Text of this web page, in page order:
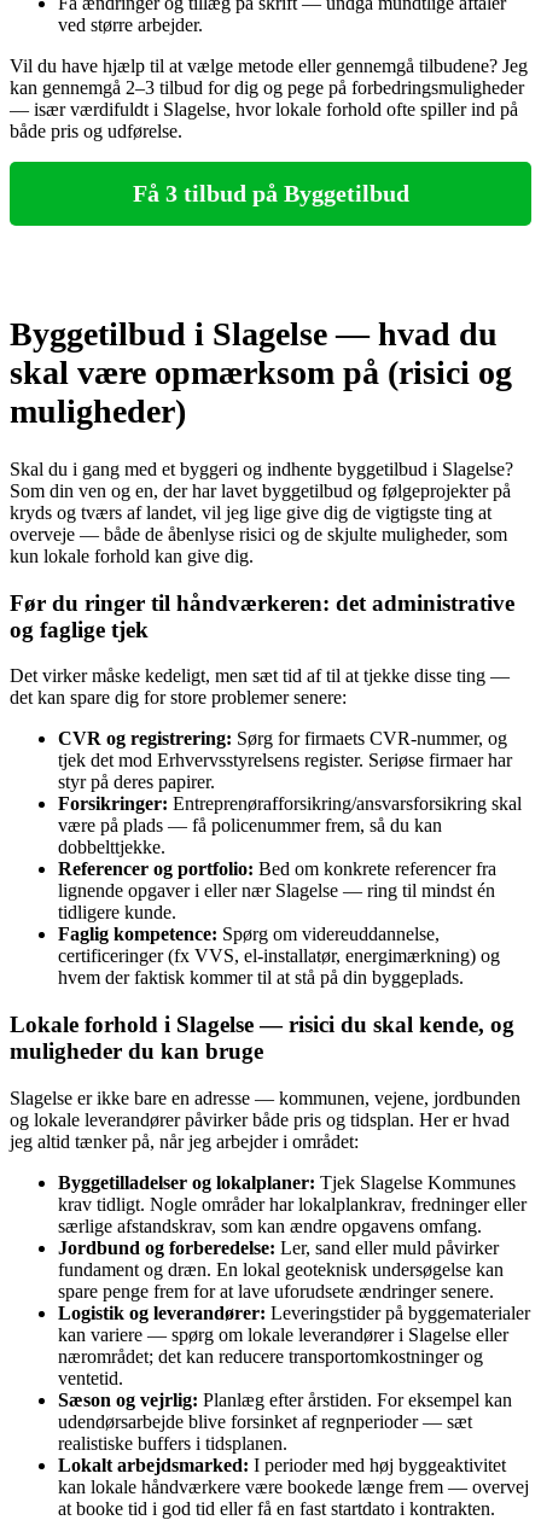
ved større arbejder.
Vil du have hjælp til at vælge metode eller gennemgå tilbudene? Jeg
kan gennemgå 2–3 tilbud for dig og pege på forbedringsmuligheder
— især værdifuldt i Slagelse, hvor lokale forhold ofte spiller ind på
både pris og udførelse.
Få 3 tilbud på Byggetilbud
Byggetilbud i Slagelse — hvad du
skal være opmærksom på (risici og
muligheder)
Skal du i gang med et byggeri og indhente byggetilbud i Slagelse?
Som din ven og en, der har lavet byggetilbud og følgeprojekter på
kryds og tværs af landet, vil jeg lige give dig de vigtigste ting at
overveje — både de åbenlyse risici og de skjulte muligheder, som
kun lokale forhold kan give dig.
Før du ringer til håndværkeren: det administrative
og faglige tjek
Det virker måske kedeligt, men sæt tid af til at tjekke disse ting —
det kan spare dig for store problemer senere:
CVR og registrering: Sørg for firmaets CVR-nummer, og
tjek det mod Erhvervsstyrelsens register. Seriøse firmaer har
styr på deres papirer.
Forsikringer: Entreprenøraf­forsikring/ansvarsforsikring skal
være på plads — få policenummer frem, så du kan
dobbelttjekke.
Referencer og portfolio: Bed om konkrete referencer fra
lignende opgaver i eller nær Slagelse — ring til mindst én
tidligere kunde.
Faglig kompetence: Spørg om videreuddannelse,
certificeringer (fx VVS, el-installatør, energimærkning) og
hvem der faktisk kommer til at stå på din byggeplads.
Lokale forhold i Slagelse — risici du skal kende, og
muligheder du kan bruge
Slagelse er ikke bare en adresse — kommunen, vejene, jordbunden
og lokale leverandører påvirker både pris og tidsplan. Her er hvad
jeg altid tænker på, når jeg arbejder i området:
Byggetilladelser og lokalplaner: Tjek Slagelse Kommunes
krav tidligt. Nogle områder har lokalplankrav, fredninger eller
særlige afstandskrav, som kan ændre opgavens omfang.
Jordbund og forberedelse: Ler, sand eller muld påvirker
fundament og dræn. En lokal geoteknisk undersøgelse kan
spare penge frem for at lave uforudsete ændringer senere.
Logistik og leverandører: Leveringstider på byggematerialer
kan variere — spørg om lokale leverandører i Slagelse eller
nærområdet; det kan reducere transportomkostninger og
ventetid.
Sæson og vejrlig: Planlæg efter årstiden. For eksempel kan
udendørsarbejde blive forsinket af regnperioder — sæt
realistiske buffers i tidsplanen.
Lokalt arbejdsmarked: I perioder med høj byggeaktivitet
kan lokale håndværkere være bookede længe frem — overvej
at booke tid i god tid eller få en fast startdato i kontrakten.